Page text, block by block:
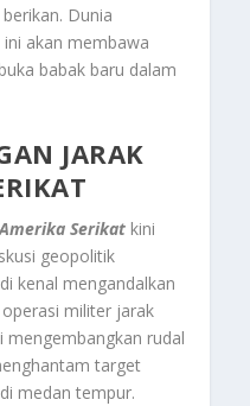
Dunia
akan membawa
babak baru dalam
JARAK
Serikat kini
geopolitik
kenal mengandalkan
militer jarak
mengembangkan rudal
target
medan tempur.